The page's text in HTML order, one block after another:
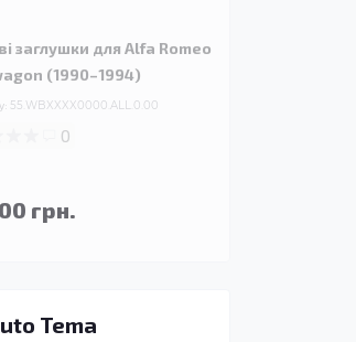
заглушки для Alfa Romeo
(1990–1994)
55.WBXXXX0000.ALL.0.00
0
грн.
Tema